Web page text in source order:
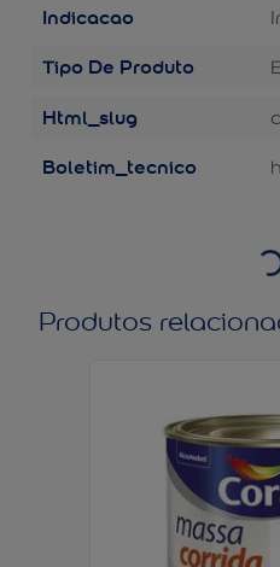
Indicacao
Tipo De Produto
Html_slug
Boletim_tecnico
Produtos